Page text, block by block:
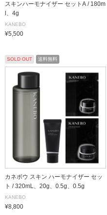
スキンハーモナイザー セットA / 180m
l、4g
KANEBO
¥5,500
SOLD OUT 送料無料
カネボウ スキン ハーモナイザー セッ
ト / 320mL、20g、0.5g、0.5g
KANEBO
¥8,800